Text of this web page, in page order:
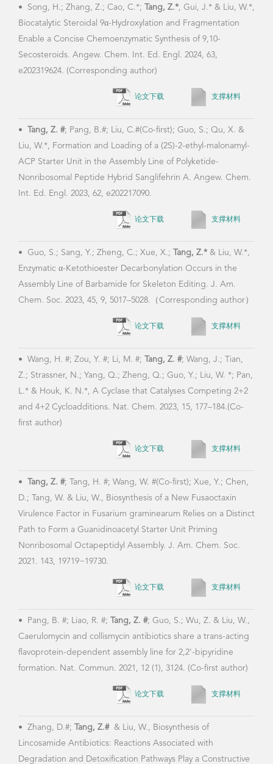
• Song, H.; Zhang, Z.; Cao, C.*; Tang, Z.*, Gui, J.* & Liu, W.*,
Biocatalytic Steroidal 9α-Hydroxylation and Fragmentation
Enable a Concise Chemoenzymatic Synthesis of 9,10-
Secosteroids. Angew. Chem. Int. Ed. Engl. 2024, 63,
e202319624. (Corresponding author)
论文下载 支撑材料
• Tang, Z. #; Pang, B.#; Liu, C.#(Co-first); Guo, S.; Qu, X. &
Liu, W.*, Formation and Loading of a (2S)-2-ethyl-malonamyl-
ACP Starter Unit in the Assembly Line of Polyketide-
Nonribosomal Peptide Hybrid Sanglifehrin A. Angew. Chem.
Int. Ed. Engl. 2023, 62, e202217090.
论文下载 支撑材料
• Guo, S.; Sang, Y.; Zheng, C.; Xue, X.; Tang, Z.* & Liu, W.*,
Enzymatic α-Ketothioester Decarbonylation Occurs in the
Assembly Line of Barbamide for Skeleton Editing. J. Am.
Chem. Soc. 2023, 45, 9, 5017–5028.（Corresponding author）
论文下载 支撑材料
• Wang, H. #; Zou, Y. #; Li, M. #; Tang, Z. #; Wang, J.; Tian,
Z.; Strassner, N.; Yang, Q.; Zheng, Q.; Guo, Y.; Liu, W. *; Pan,
L.* & Houk, K. N.*, A Cyclase that Catalyses Competing 2+2
and 4+2 Cycloadditions. Nat. Chem. 2023, 15, 177–184.(Co-
first author)
论文下载 支撑材料
• Tang, Z. #; Tang, H. #; Wang, W. #(Co-first); Xue, Y.; Chen,
D.; Tang, W. & Liu, W., Biosynthesis of a New Fusaoctaxin
Virulence Factor in Fusarium graminearum Relies on a Distinct
Path to Form a Guanidinoacetyl Starter Unit Priming
Nonribosomal Octapeptidyl Assembly. J. Am. Chem. Soc.
2021. 143, 19719−19730.
论文下载 支撑材料
• Pang, B. #; Liao, R. #; Tang, Z. #; Guo, S.; Wu, Z. & Liu, W.,
Caerulomycin and collismycin antibiotics share a trans-acting
flavoprotein-dependent assembly line for 2,2'-bipyridine
formation. Nat. Commun. 2021, 12 (1), 3124. (Co-first author)
论文下载 支撑材料
• Zhang, D.#; Tang, Z.#& Liu, W., Biosynthesis of
Lincosamide Antibiotics: Reactions Associated with
Degradation and Detoxification Pathways Play a Constructive